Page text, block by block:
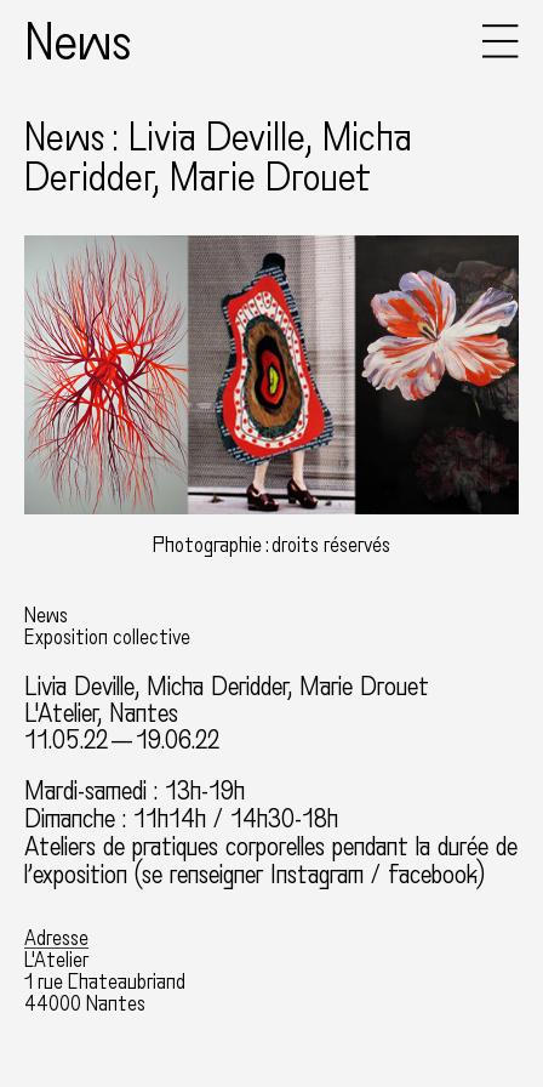
News
News : Livia Deville, Micha
Deridder, Marie Drouet
Photographie : droits réservés
News
Exposition collective
Livia Deville, Micha Deridder, Marie Drouet
L'Atelier, Nantes
11.05.22 — 19.06.22
Mardi-samedi : 13h-19h
Dimanche : 11h14h / 14h30-18h
Ateliers de pratiques corporelles pendant la durée de
l’exposition (se renseigner Instagram / facebook)
Adresse
L'Atelier
1 rue Chateaubriand
44000 Nantes